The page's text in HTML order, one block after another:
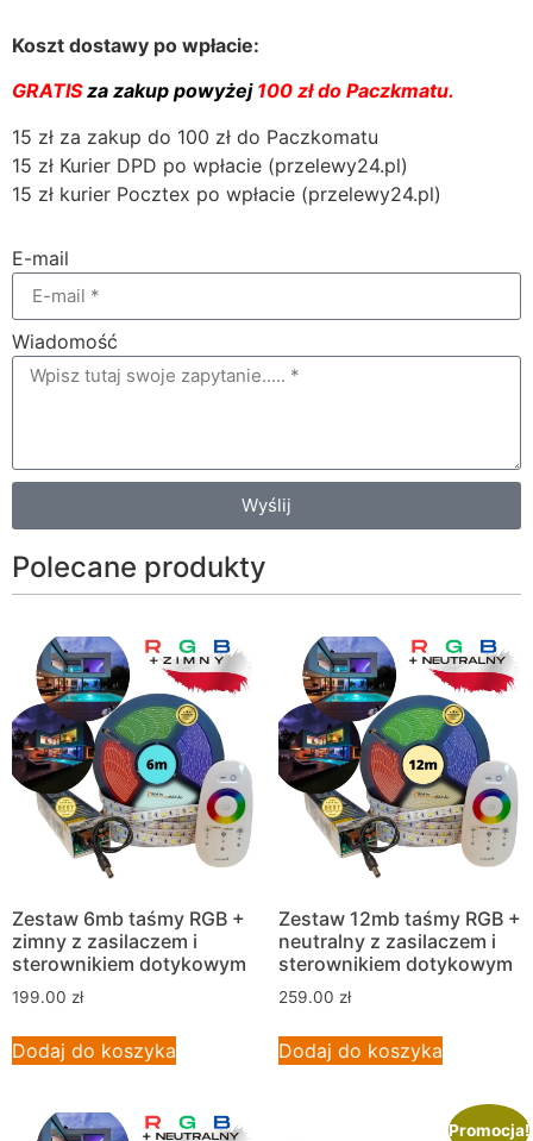
Koszt dostawy po wpłacie:
GRATISza zakup powyżej100 zł do Paczkmatu.
15 zł za zakup do 100 zł do Paczkomatu
15 zł Kurier DPD po wpłacie (przelewy24.pl)
15 zł kurier Pocztex po wpłacie (przelewy24.pl)
E-mail
Wiadomość
Wyślij
Polecane produkty
Zestaw 6mb taśmy RGB +
zimny z zasilaczem i
sterownikiem dotykowym
199.00 zł
Dodaj do koszyka
Zestaw 12mb taśmy RGB +
neutralny z zasilaczem i
sterownikiem dotykowym
259.00 zł
Dodaj do koszyka
Promocja!